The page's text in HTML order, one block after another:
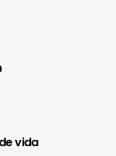
vida